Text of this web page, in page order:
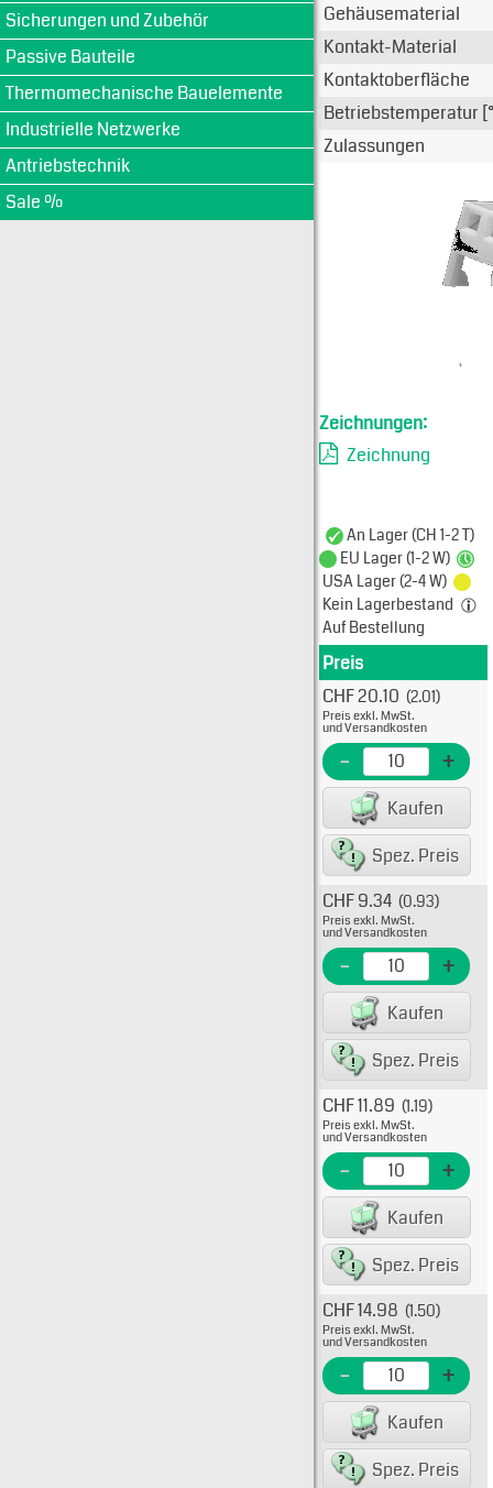
Sicherungen und Zubehör
Passive Bauteile
Thermomechanische Bauelemente
Industrielle Netzwerke
Antriebstechnik
Sale %
Gehäusematerial
Kontakt-Material
Kontaktoberfläche
Betriebstemperatur
Zulassungen
Zeichnungen:
Zeichnung
An Lager (CH 1-2 T)
EU Lager (1-2 W)
USA Lager (2-4 W)
Kein Lagerbestand
Auf Bestellung
Produkt
Preis
EME
CHF 20.10 (2.01)
Preis exkl. MwSt.
und Versandkosten
- +
Kaufen
Spez. Preis
EME
CHF 9.34 (0.93)
Preis exkl. MwSt.
und Versandkosten
- +
Kaufen
Spez. Preis
EME
CHF 11.89 (1.19)
Preis exkl. MwSt.
und Versandkosten
- +
Kaufen
Spez. Preis
EME
CHF 14.98 (1.50)
Preis exkl. MwSt.
und Versandkosten
- +
Kaufen
Spez. Preis